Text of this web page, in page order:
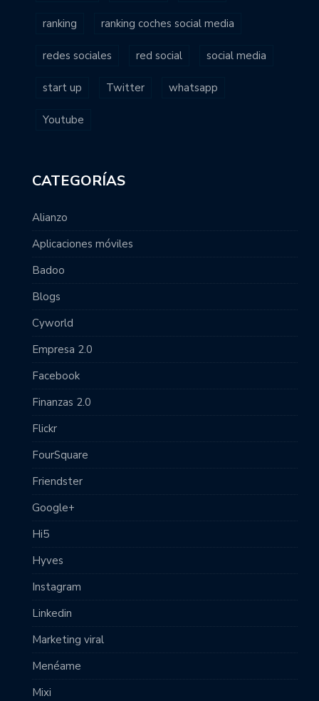
ranking ranking coches social media
redes sociales red social social media
start up Twitter whatsapp
Youtube
CATEGORÍAS
Alianzo
Aplicaciones móviles
Badoo
Blogs
Cyworld
Empresa 2.0
Facebook
Finanzas 2.0
Flickr
FourSquare
Friendster
Google+
Hi5
Hyves
Instagram
Linkedin
Marketing viral
Menéame
Mixi